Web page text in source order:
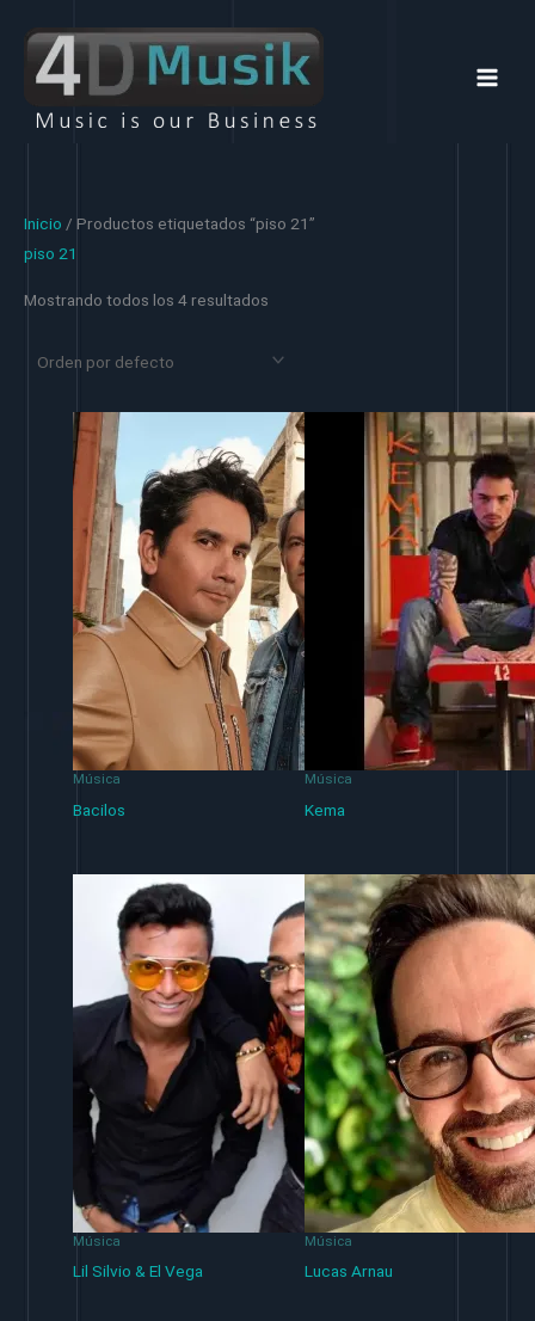
contenido
Inicio / Productos etiquetados “piso 21”
piso 21
Mostrando todos los 4 resultados
Música
Bacilos
Música
Kema
Música
Lil Silvio & El Vega
Música
Lucas Arnau